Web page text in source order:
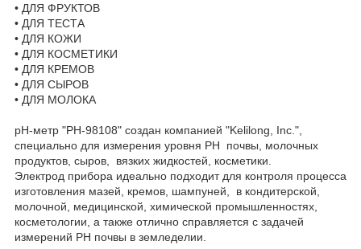
• ДЛЯ ФРУКТОВ
• ДЛЯ ТЕСТА
• ДЛЯ КОЖИ
• ДЛЯ КОСМЕТИКИ
• ДЛЯ КРЕМОВ
• ДЛЯ СЫРОВ
• ДЛЯ МОЛОКА
рН-метр "PH-98108" создан компанией "Kelilong, Inc.",
специально для измерения уровня PH почвы, молочных
продуктов, сыров, вязких жидкостей, косметики.
Электрод прибора идеально подходит для контроля процесса
изготовления мазей, кремов, шампуней, в кондитерской,
молочной, медицинской, химической промышленностях,
косметологии, а также отлично справляется с задачей
измерений РН почвы в земледелии.